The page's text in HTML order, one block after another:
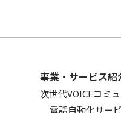
事業・サービス紹
次世代VOICEコミ
電話自動化サー